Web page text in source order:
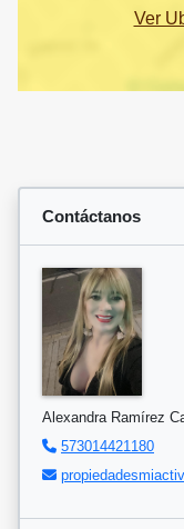
Ver
Contáctanos
Alexandra Ramírez
573014421180